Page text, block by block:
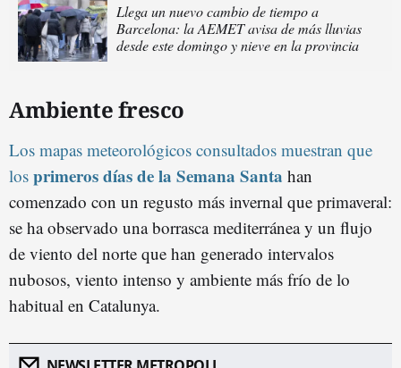
Llega un nuevo cambio de tiempo a
Barcelona: la AEMET avisa de más lluvias
desde este domingo y nieve en la provincia
Ambiente fresco
Los mapas meteorológicos consultados muestran que
los primeros días de la Semana Santa han
comenzado con un regusto más invernal que primaveral:
se ha observado una borrasca mediterránea y un flujo
de viento del norte que han generado intervalos
nubosos, viento intenso y ambiente más frío de lo
habitual en Catalunya.